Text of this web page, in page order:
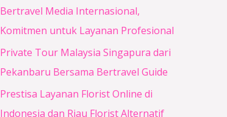
Bertravel Media Internasional,
Komitmen untuk Layanan Profesional
Private Tour Malaysia Singapura dari
Pekanbaru Bersama Bertravel Guide
Prestisa Layanan Florist Online di
Indonesia dan Riau Florist Alternatif